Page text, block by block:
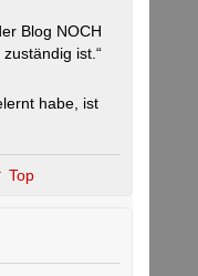
Blog NOCH
ist.“
habe, ist
Top